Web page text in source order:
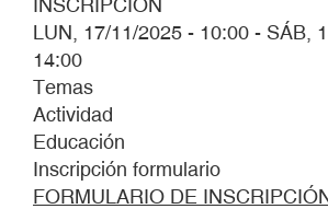
INSCRIPCIÓN
LUN, 17/11/2025 - 10:00 - SÁB,
14:00
Temas
Actividad
Educación
Inscripción formulario
FORMULARIO DE